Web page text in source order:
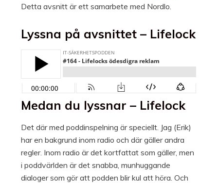
Detta avsnitt är ett samarbete med Nordlo.
Lyssna på avsnittet – Lifelock
Medan du lyssnar – Lifelock
Det där med poddinspelning är speciellt. Jag (Erik)
har en bakgrund inom radio och där gäller andra
regler. Inom radio är det kortfattat som gäller, men
i poddvärlden är det snabba, munhuggande
dialoger som gör att podden blir kul att höra. Och